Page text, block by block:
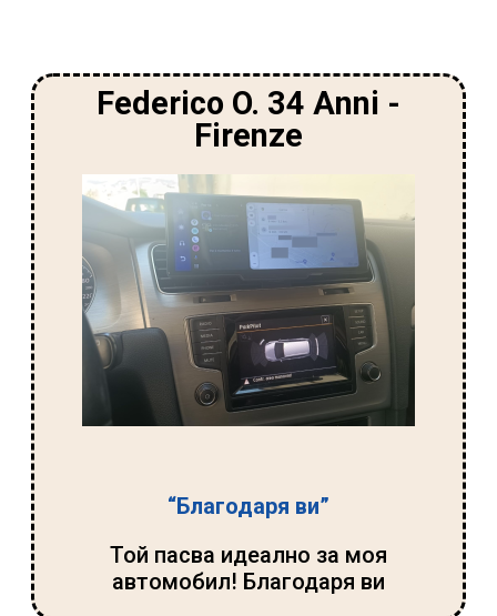
Federico O. 34 Anni -
Firenze
“Благодаря ви”
Той пасва идеално за моя
автомобил! Благодаря ви